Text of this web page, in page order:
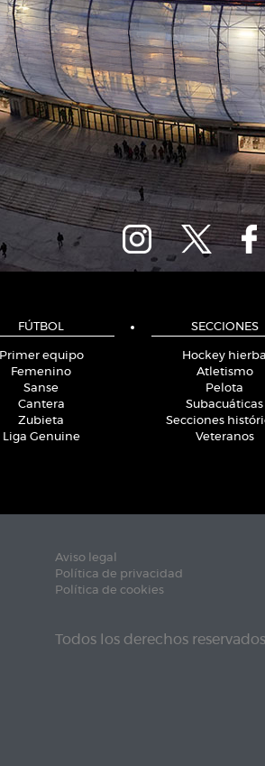
FÚTBOL
Primer equipo
Femenino
Sanse
Cantera
Zubieta
Liga Genuine
SECCIONES
Hockey hierba
Atletismo
Pelota
Subacuáticas
Secciones
Veteranos
Aviso legal
Política de privacidad
Política de cookies
Todos los derechos